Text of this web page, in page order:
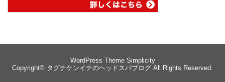
WordPress Theme Simplicity
Copyright© タグチケンイチのヘッドスパブログ All Rights Reserved.